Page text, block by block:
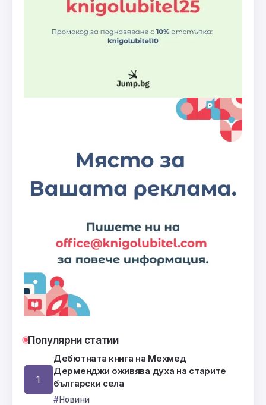
Популярни статии
Дебютната книга на Мехмед
Дерменджи оживява духа на старите
български села
Новини